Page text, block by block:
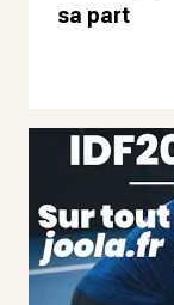
sa part